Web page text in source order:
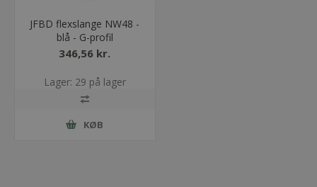
JFBD flexslange NW48 -
blå - G-profil
346,56 kr.
Lager: 29 på lager
KØB